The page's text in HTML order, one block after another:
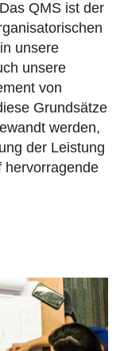
QMS ist der
unsere
unsere
von
Grundsätze
werden,
der Leistung
hervorragende